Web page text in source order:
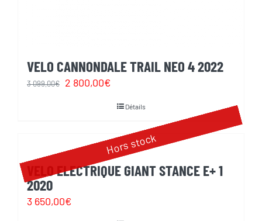
VELO CANNONDALE TRAIL NEO 4 2022
3 099,00€
Le
3
099,00€.
2 800,00€Le
prix
est :
2
800,00€.
Détails
Hors stock
VELO ELECTRIQUE GIANT STANCE E+ 1
2020
3 650,00€